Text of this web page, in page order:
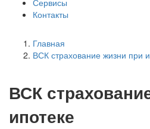
Сервисы
Контакты
Главная
ВСК страхование жизни при
ВСК
ипотеке